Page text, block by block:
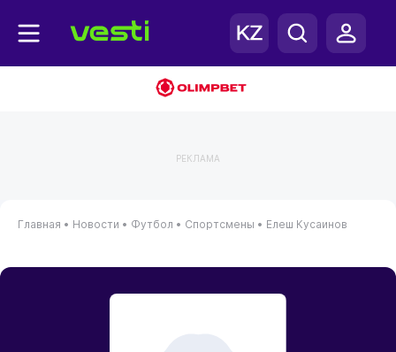
РЕКЛАМА
Главная • Новости • Футбол • Спортсмены • Елеш Кусаинов